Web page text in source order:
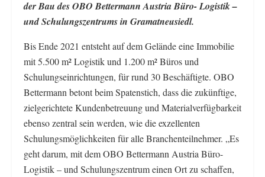
der Bau des OBO Bettermann Austria Büro- Logistik –
und Schulungszentrums in Gramatneusiedl.
Bis Ende 2021 entsteht auf dem Gelände eine Immobilie
mit 5.500 m² Logistik und 1.200 m² Büros und
Schulungseinrichtungen, für rund 30 Beschäftigte. OBO
Bettermann betont beim Spatenstich, dass die zukünftige,
zielgerichtete Kundenbetreuung und Materialverfügbarkeit
ebenso zentral sein werden, wie die exzellenten
Schulungsmöglichkeiten für alle Branchenteilnehmer. „Es
geht darum, mit dem OBO Bettermann Austria Büro-
Logistik – und Schulungszentrum einen Ort zu schaffen,